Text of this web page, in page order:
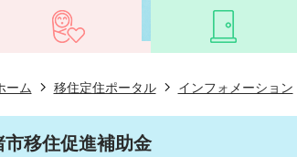
ーム 移住定住ポータル インフォメーション
市移住促進補助金